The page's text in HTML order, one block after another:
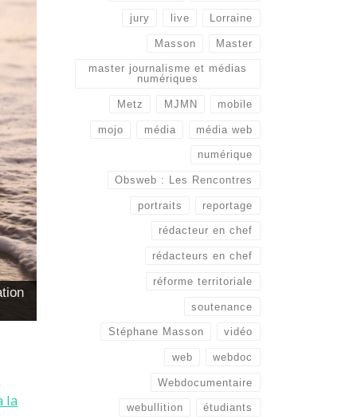
la
jury live Lorraine
Masson Master
master journalisme et médias
numériques
Metz MJMN mobile
mojo média média web
numérique
Obsweb : Les Rencontres
portraits reportage
rédacteur en chef
rédacteurs en chef
réforme territoriale
soutenance
Stéphane Masson vidéo
web webdoc
Webdocumentaire
webullition étudiants